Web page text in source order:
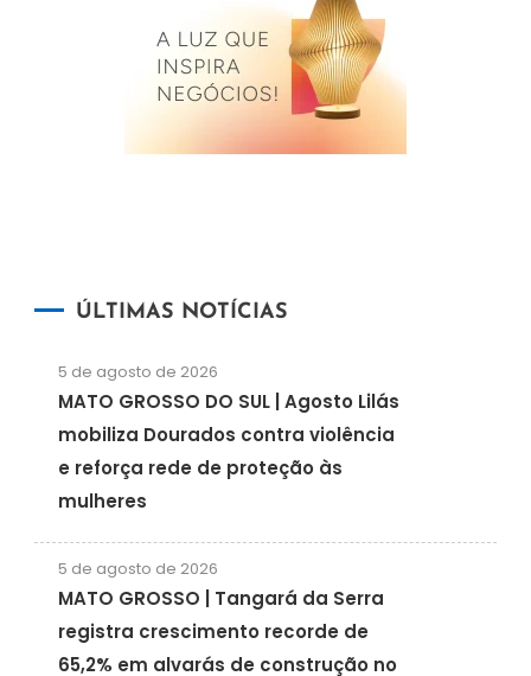
ÚLTIMAS NOTÍCIAS
5 de agosto de 2026
MATO GROSSO DO SUL | Agosto Lilás
mobiliza Dourados contra violência
e reforça rede de proteção às
mulheres
5 de agosto de 2026
MATO GROSSO | Tangará da Serra
registra crescimento recorde de
65,2% em alvarás de construção no